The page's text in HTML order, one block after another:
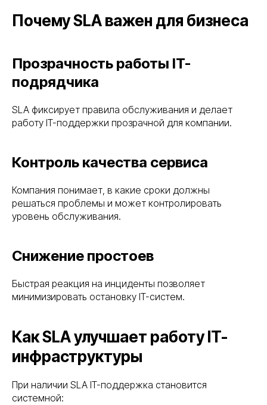
Почему SLA важен для бизнеса
Прозрачность работы IT-
подрядчика
SLA фиксирует правила обслуживания и делает
работу IT-поддержки прозрачной для компании.
Контроль качества сервиса
Компания понимает, в какие сроки должны
решаться проблемы и может контролировать
уровень обслуживания.
Снижение простоев
Быстрая реакция на инциденты позволяет
минимизировать остановку IT-систем.
Как SLA улучшает работу IT-
инфраструктуры
При наличии SLA IT-поддержка становится
системной: